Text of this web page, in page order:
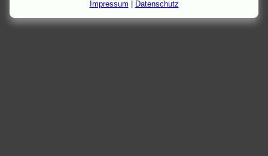
Impressum Datenschutz